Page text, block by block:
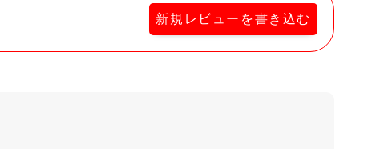
新規レビューを書き込む